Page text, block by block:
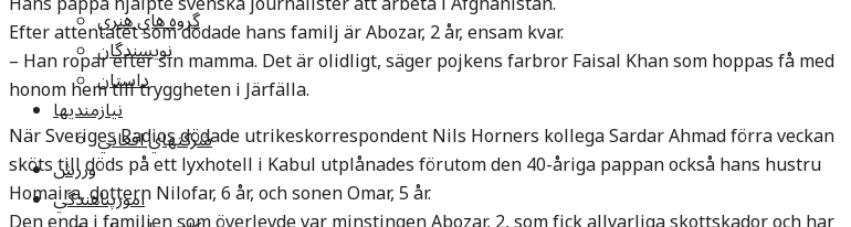
گروه هاي هنري
نويسندگان
داستان
نيازمنديها
شرکتهاي افغاني
ورزش
امورپناهندگي
Efter attentatet som dödade hans familj är Abozar, 2 år, ensam kvar.
– Han ropar efter sin mamma. Det är olidligt, säger pojkens farbror Faisal Khan som hoppas få med
honom hem till tryggheten i Järfälla.
När Sveriges Radios dödade utrikeskorrespondent Nils Horners kollega Sardar Ahmad förra veckan
sköts till döds på ett lyxhotell i Kabul utplånades förutom den 40-åriga pappan också hans hustru
Homaira, dottern Nilofar, 6 år, och sonen Omar, 5 år.